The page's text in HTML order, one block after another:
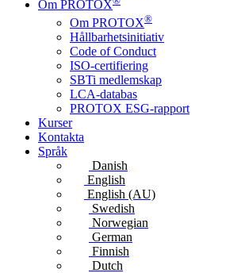
Om PROTOX
Om PROTOX®
Hållbarhetsinitiativ
Code of Conduct
ISO-certifiering
SBTi medlemskap
LCA-databas
PROTOX ESG-rapport
Kurser
Kontakta
Språk
Danish
English
English (AU)
Swedish
Norwegian
German
Finnish
Dutch